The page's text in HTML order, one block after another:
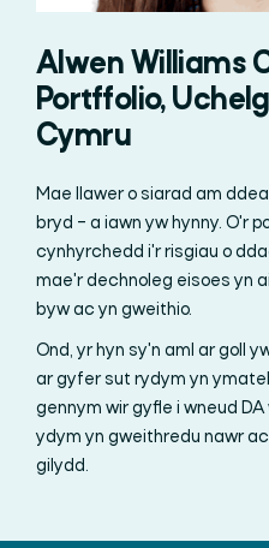
Alwen Williams
Portffolio,
Cymru
Mae llawer o siarad am
bryd – a iawn yw hynny. O'r
cynhyrchedd i'r risgiau o
mae'r dechnoleg eisoes yn
byw ac yn gweithio.
Ond, yr hyn sy'n aml ar goll
ar gyfer sut rydym yn
gennym wir gyfle i wneud DA
ydym yn gweithredu nawr
gilydd.